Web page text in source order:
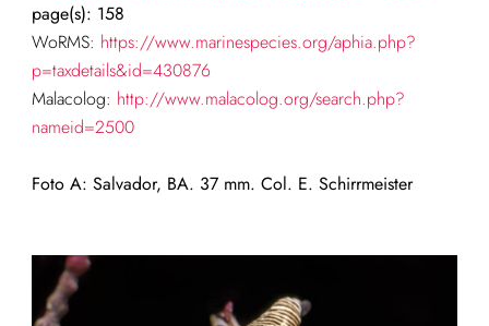
page(s): 158
WoRMS: https://www.marinespecies.org/aphia.php?
p=taxdetails&id=430876
Malacolog: http://www.malacolog.org/search.php?
nameid=2500
Foto A: Salvador, BA. 37 mm. Col. E. Schirrmeister